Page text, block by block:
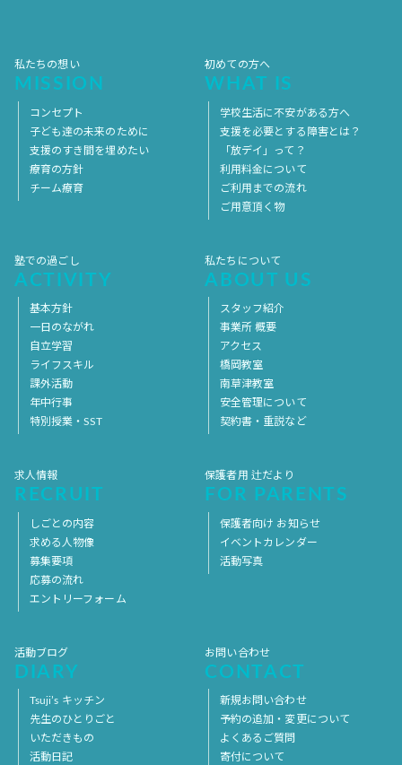
私たちの想い
MISSION
コンセプト
子ども達の未来のために
支援のすき間を埋めたい
療育の方針
チーム療育
初めての方へ
WHAT IS
学校生活に不安がある方へ
支援を必要とする障害とは？
「放デイ」って？
利用料金について
ご利用までの流れ
ご用意頂く物
塾での過ごし
ACTIVITY
基本方針
一日のながれ
自立学習
ライフスキル
課外活動
年中行事
特別授業・SST
私たちについて
ABOUT US
スタッフ紹介
事業所 概要
アクセス
橋岡教室
南草津教室
安全管理について
契約書・重説など
求人情報
RECRUIT
しごとの内容
求める人物像
募集要項
応募の流れ
エントリーフォーム
保護者用 辻だより
FOR PARENTS
保護者向け お知らせ
イベントカレンダー
活動写真
活動ブログ
DIARY
Tsuji’s キッチン
先生のひとりごと
いただきもの
活動日記
お問い合わせ
CONTACT
新規お問い合わせ
予約の追加・変更について
よくあるご質問
寄付について